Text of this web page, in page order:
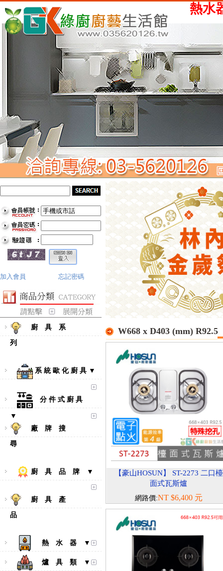
熱水器、瓦斯爐
加入會員 忘記密碼
廚 具 系
列
系 統 歐 化 廚 具 ▼
分 件 式 廚 具
▼
廠 牌 搜
尋
廚 具 品 牌 ▼
廚 具 產
品
熱 水 器 ▼
爐 具 類 ▼
W668 x D403 (mm) R92.5
【豪山HOSUN】 ST-2273 二口檯
面式瓦斯爐
網路價:NT $6,400 元